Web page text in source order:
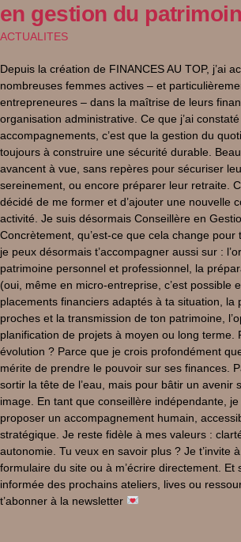
en gestion du
ACTUALITES
Depuis la création de FINANCES AU TOP, j’ai
nombreuses femmes actives – et
entrepreneures – dans la maîtrise de leurs
organisation administrative. Ce que j’ai
accompagnements, c’est que la gestion du
toujours à construire une sécurité durable.
avancent à vue, sans repères pour sécuriser
sereinement, ou encore préparer leur retraite.
décidé de me former et d’ajouter une nouvelle
activité. Je suis désormais Conseillère en
Concrètement, qu’est-ce que cela change pour
je peux désormais t’accompagner aussi sur :
patrimoine personnel et professionnel, la
(oui, même en micro-entreprise, c’est possible
placements financiers adaptés à ta situation, la
proches et la transmission de ton patrimoine,
planification de projets à moyen ou long terme.
évolution ? Parce que je crois profondément
mérite de prendre le pouvoir sur ses finances.
sortir la tête de l’eau, mais pour bâtir un avenir
image. En tant que conseillère indépendante,
proposer un accompagnement humain,
stratégique. Je reste fidèle à mes valeurs :
autonomie. Tu veux en savoir plus ? Je t’invite
formulaire du site ou à m’écrire directement. Et
informée des prochains ateliers, lives ou
t’abonner à la newsletter